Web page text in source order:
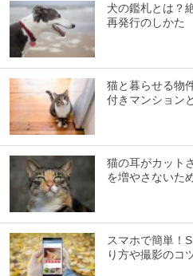
犬の鑑札とは？
再発行のしかた
猫と暮らせる物
付きマンション
猫の耳がカット
を増やさないた
スマホで簡単！
り方や撮影のコ